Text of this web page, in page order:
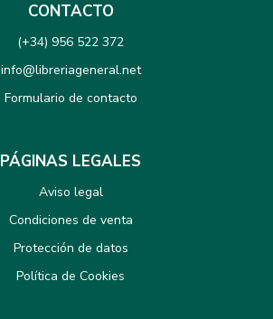
CONTACTO
(+34) 956 522 372
info@libreriageneral.net
Formulario de contacto
PÁGINAS LEGALES
Aviso legal
Condiciones de venta
Protección de datos
Política de Cookies